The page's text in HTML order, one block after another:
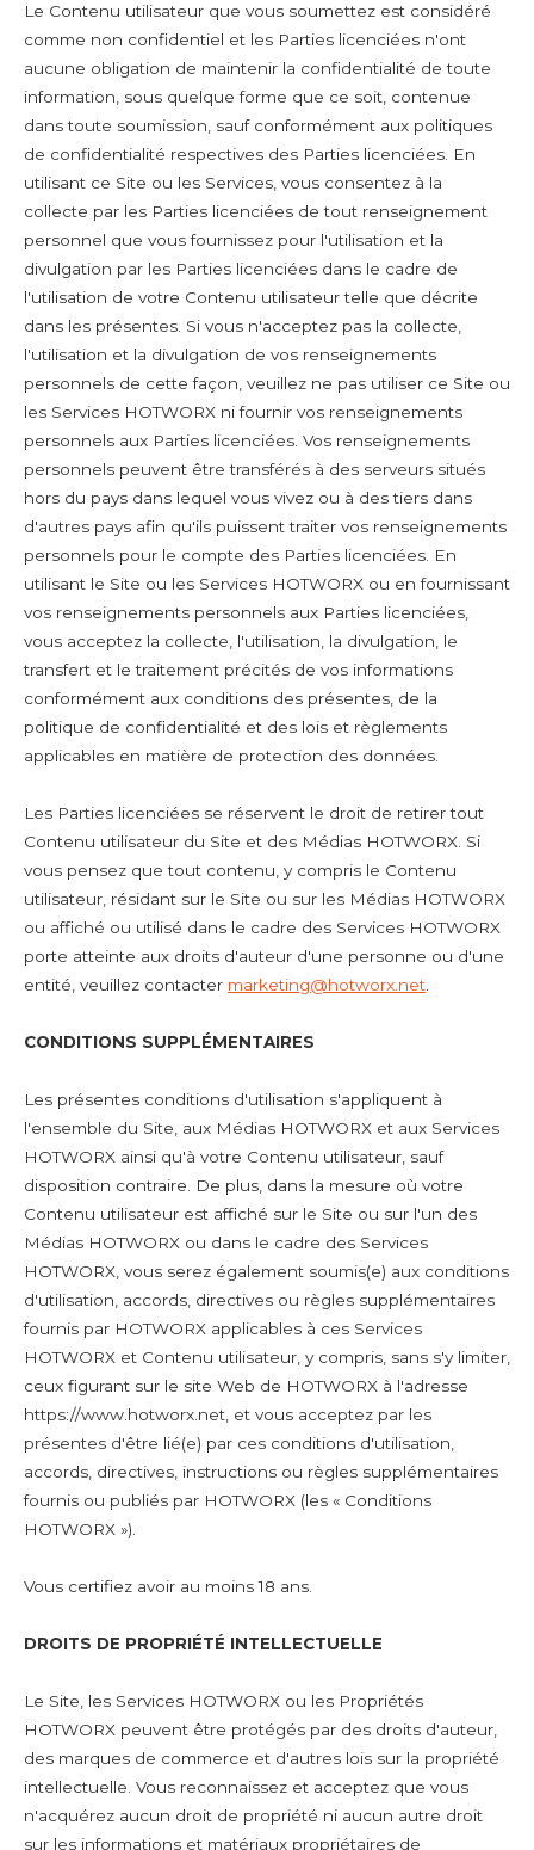
Le Contenu utilisateur que vous soumettez est considéré
comme non confidentiel et les Parties licenciées n'ont
aucune obligation de maintenir la confidentialité de toute
information, sous quelque forme que ce soit, contenue
dans toute soumission, sauf conformément aux politiques
de confidentialité respectives des Parties licenciées. En
utilisant ce Site ou les Services, vous consentez à la
collecte par les Parties licenciées de tout renseignement
personnel que vous fournissez pour l'utilisation et la
divulgation par les Parties licenciées dans le cadre de
l'utilisation de votre Contenu utilisateur telle que décrite
dans les présentes. Si vous n'acceptez pas la collecte,
l'utilisation et la divulgation de vos renseignements
personnels de cette façon, veuillez ne pas utiliser ce Site ou
les Services HOTWORX ni fournir vos renseignements
personnels aux Parties licenciées. Vos renseignements
personnels peuvent être transférés à des serveurs situés
hors du pays dans lequel vous vivez ou à des tiers dans
d'autres pays afin qu'ils puissent traiter vos renseignements
personnels pour le compte des Parties licenciées. En
utilisant le Site ou les Services HOTWORX ou en fournissant
vos renseignements personnels aux Parties licenciées,
vous acceptez la collecte, l'utilisation, la divulgation, le
transfert et le traitement précités de vos informations
conformément aux conditions des présentes, de la
politique de confidentialité et des lois et règlements
applicables en matière de protection des données.
Les Parties licenciées se réservent le droit de retirer tout
Contenu utilisateur du Site et des Médias HOTWORX. Si
vous pensez que tout contenu, y compris le Contenu
utilisateur, résidant sur le Site ou sur les Médias HOTWORX
ou affiché ou utilisé dans le cadre des Services HOTWORX
porte atteinte aux droits d'auteur d'une personne ou d'une
entité, veuillez contacter marketing@hotworx.net
CONDITIONS SUPPLÉMENTAIRES
Les présentes conditions d'utilisation s'appliquent à
l'ensemble du Site, aux Médias HOTWORX et aux Services
HOTWORX ainsi qu'à votre Contenu utilisateur, sauf
disposition contraire. De plus, dans la mesure où votre
Contenu utilisateur est affiché sur le Site ou sur l'un des
Médias HOTWORX ou dans le cadre des Services
HOTWORX, vous serez également soumis(e) aux conditions
d'utilisation, accords, directives ou règles supplémentaires
fournis par HOTWORX applicables à ces Services
HOTWORX et Contenu utilisateur, y compris, sans s'y limiter,
ceux figurant sur le site Web de HOTWORX à l'adresse
https://www.hotworx.net, et vous acceptez par les
présentes d'être lié(e) par ces conditions d'utilisation,
accords, directives, instructions ou règles supplémentaires
fournis ou publiés par HOTWORX (les « Conditions
HOTWORX »).
Vous certifiez avoir au moins 18 ans.
DROITS DE PROPRIÉTÉ INTELLECTUELLE
Le Site, les Services HOTWORX ou les Propriétés
HOTWORX peuvent être protégés par des droits d'auteur,
des marques de commerce et d'autres lois sur la propriété
intellectuelle. Vous reconnaissez et acceptez que vous
n'acquérez aucun droit de propriété ni aucun autre droit
sur les informations et matériaux propriétaires de